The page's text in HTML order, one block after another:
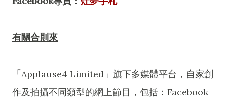
有關合則來
「Applause4 Limited」旗下多媒體平台，自家創
作及拍攝不同類型的網上節目，包括：Facebook